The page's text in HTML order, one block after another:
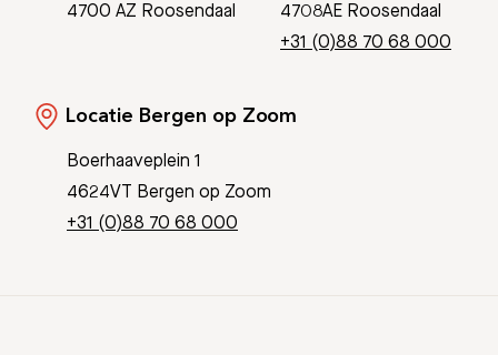
4700 AZ Roosendaal
4708AE Roosendaal
+31 (0)88 70 68 000
Locatie Bergen op Zoom
Boerhaaveplein 1
4624VT Bergen op Zoom
+31 (0)88 70 68 000